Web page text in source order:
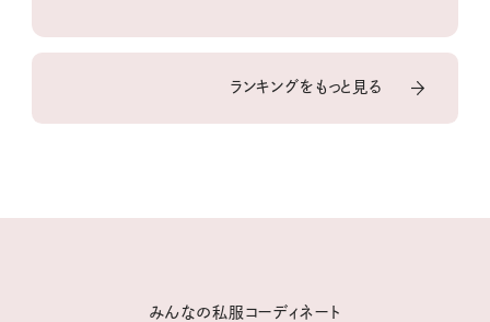
ランキングをもっと見る
みんなの私服コーディネート